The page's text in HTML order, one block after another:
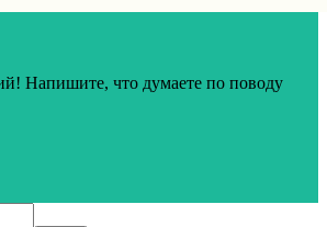
Напишите, что думаете по поводу